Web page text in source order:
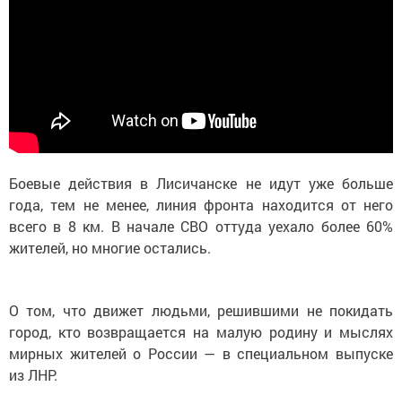
Боевые действия в Лисичанске не идут уже больше
года, тем не менее, линия фронта находится от него
всего в 8 км. В начале СВО оттуда уехало более 60%
жителей, но многие остались.
О том, что движет людьми, решившими не покидать
город, кто возвращается на малую родину и мыслях
мирных жителей о России — в специальном выпуске
из ЛНР.